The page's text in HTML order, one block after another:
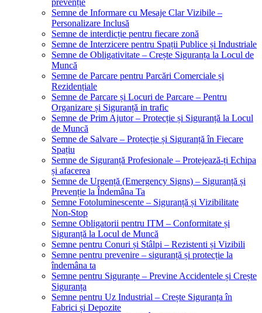
prevenție
Semne de Informare cu Mesaje Clar Vizibile –
Personalizare Inclusă
Semne de interdicție pentru fiecare zonă
Semne de Interzicere pentru Spații Publice și Industriale
Semne de Obligativitate – Crește Siguranța la Locul de
Muncă
Semne de Parcare pentru Parcări Comerciale și
Rezidențiale
Semne de Parcare și Locuri de Parcare – Pentru
Organizare și Siguranță in trafic
Semne de Prim Ajutor – Protecție și Siguranță la Locul
de Muncă
Semne de Salvare – Protecție și Siguranță în Fiecare
Spațiu
Semne de Siguranță Profesionale – Protejează-ți Echipa
și afacerea
Semne de Urgență (Emergency Signs) – Siguranță și
Prevenție la Îndemâna Ta
Semne Fotoluminescente – Siguranță și Vizibilitate
Non-Stop
Semne Obligatorii pentru ITM – Conformitate și
Siguranță la Locul de Muncă
Semne pentru Conuri și Stâlpi – Rezistenti și Vizibili
Semne pentru prevenire – siguranță și protecție la
îndemâna ta
Semne pentru Siguranțe – Previne Accidentele și Crește
Siguranța
Semne pentru Uz Industrial – Crește Siguranța în
Fabrici și Depozite